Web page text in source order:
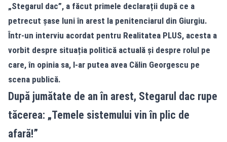
„Stegarul dac”, a făcut primele declarații după ce a
petrecut șase luni în arest la penitenciarul din Giurgiu.
Într-un interviu acordat pentru Realitatea PLUS, acesta a
vorbit despre situația politică actuală și despre rolul pe
care, în opinia sa, l-ar putea avea Călin Georgescu pe
scena publică.
După jumătate de an în arest, Stegarul dac rupe
tăcerea: „Temele sistemului vin în plic de
afară!”